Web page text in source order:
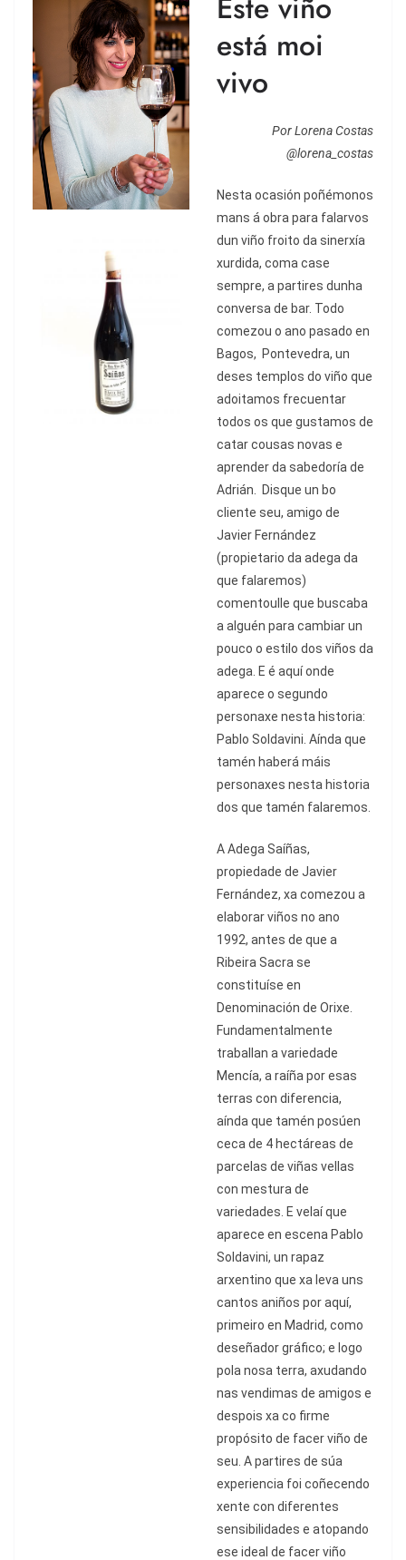
está moi
vivo
Por Lorena Costas
@lorena_costas
Nesta ocasión poñémonos
mans á obra para falarvos
dun viño froito da sinerxía
xurdida, coma case
sempre, a partires dunha
conversa de bar. Todo
comezou o ano pasado en
Bagos, Pontevedra, un
deses templos do viño que
adoitamos frecuentar
todos os que gustamos de
catar cousas novas e
aprender da sabedoría de
Adrián. Disque un bo
cliente seu, amigo de
Javier Fernández
(propietario da adega da
que falaremos)
comentou lle que buscaba
a alguén para cambiar un
pouco o estilo dos viños da
adega. E é aquíonde
aparece o segundo
personaxe nesta historia:
Pablo Soldavini. Aínda que
tamén haberá máis
personaxes nesta historia
dos que tamén falaremos.
A Adega Saíñas,
propiedade de Javier
Fernández, xa comezou a
elaborar viños no ano
1992, antes de que a
Ribeira Sacra se
constituíse en
Denominación de Orixe.
Fundamentalmente
traballan a variedade
Mencía, a raíña por esas
terras con diferencia,
aínda que tamén posúen
ceca de 4 hectáreas de
parcelas de viñas vellas
con mestura de
variedades. E velaí que
aparece en escena Pablo
Soldavini, un rapaz
arxentino que xa leva uns
cantos aniños por aquí,
primeiro en Madrid, como
deseñador gráfico; e logo
pola nosa terra, axudando
nas vendimas de amigos e
despois xa co firme
propósito de facer viño de
seu. A partires de súa
experiencia foi coñecendo
xente con diferentes
sensibilidades e atopando
ese ideal de facer viño